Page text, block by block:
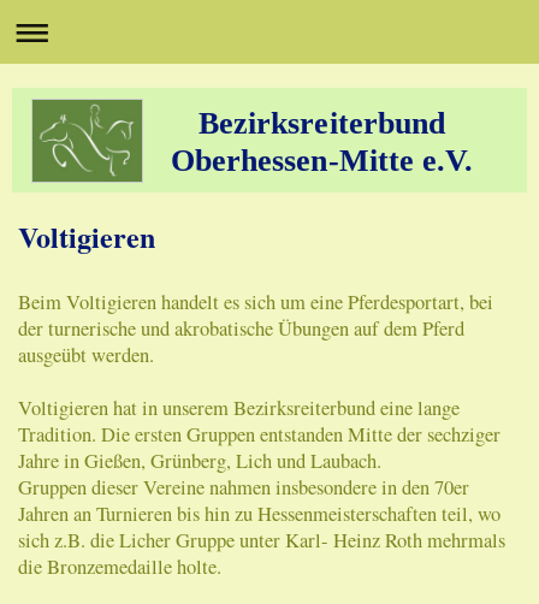
Bezirksreiterbund
Oberhessen-Mitte e.V.
Voltigieren
Beim Voltigieren handelt es sich um eine Pferdesportart, bei
der turnerische und akrobatische Übungen auf dem Pferd
ausgeübt werden.
Voltigieren hat in unserem Bezirksreiterbund eine lange
Tradition. Die ersten Gruppen entstanden Mitte der sechziger
Jahre in Gießen, Grünberg, Lich und Laubach.
Gruppen dieser Vereine nahmen insbesondere in den 70er
Jahren an Turnieren bis hin zu Hessenmeisterschaften teil, wo
sich z.B. die Licher Gruppe unter Karl- Heinz Roth mehrmals
die Bronzemedaille holte.